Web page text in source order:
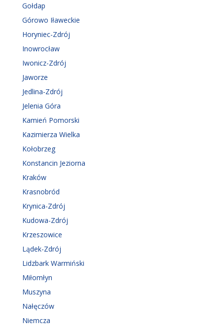
Gołdap
Górowo Iławeckie
Horyniec-Zdrój
Inowrocław
Iwonicz-Zdrój
Jaworze
Jedlina-Zdrój
Jelenia Góra
Kamień Pomorski
Kazimierza Wielka
Kołobrzeg
Konstancin Jeziorna
Kraków
Krasnobród
Krynica-Zdrój
Kudowa-Zdrój
Krzeszowice
Lądek-Zdrój
Lidzbark Warmiński
Miłomłyn
Muszyna
Nałęczów
Niemcza